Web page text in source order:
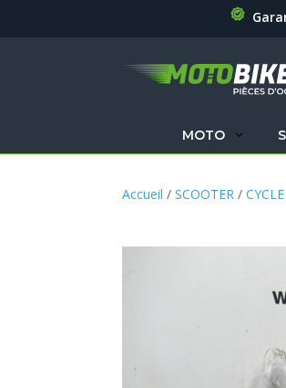
MOTO
Accueil /SCOOTER /CYCLE